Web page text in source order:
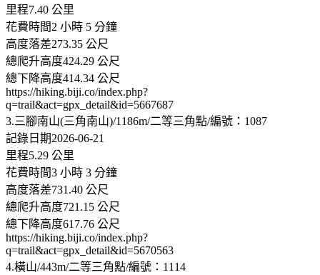
里程7.40 公里
花費時間2 小時 5 分鐘
高度落差273.35 公尺
總爬升高度424.29 公尺
總下降高度414.34 公尺
https://hiking.biji.co/index.php?
q=trail&act=gpx_detail&id=5667687
3.三腳南山(三角南山)/1186m/二等三角點/編號：1087
記錄日期2026-06-21
里程5.29 公里
花費時間3 小時 3 分鐘
高度落差731.40 公尺
總爬升高度721.15 公尺
總下降高度617.76 公尺
https://hiking.biji.co/index.php?
q=trail&act=gpx_detail&id=5670563
4.橫山/443m/二等三角點/編號：1114